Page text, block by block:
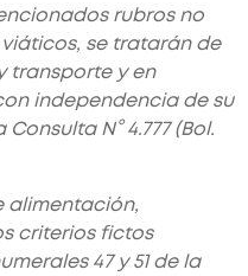
rubros no
se tratarán de
transporte y en
independencia de su
N° 4.777 (Bol.
alimentación,
criterios fictos
47 y 51 de la